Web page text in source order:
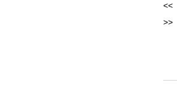
<<
>>